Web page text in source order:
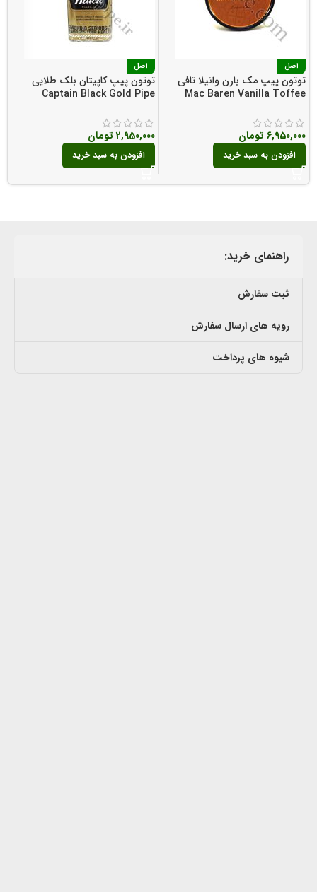
اصل
توتون پیپ مک بارن وانیلا تافی
Mac Baren Vanilla Toffee
6,950,000 تومان
افزودن به سبد خرید
اصل
توتون پیپ کاپیتان بلک طلایی
Captain Black Gold Pipe
2,950,000 تومان
افزودن به سبد خرید
راهنمای خرید:
ثبت سفارش
رویه های ارسال سفارش
شیوه های پرداخت